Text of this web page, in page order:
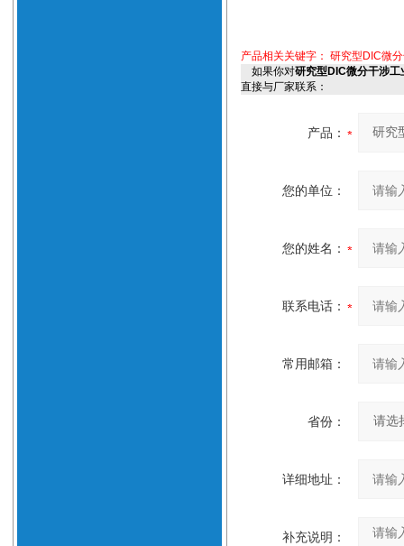
产品相关关键字： 研究型DIC微
如果你对研究型DIC微分干涉
直接与厂家联系：
产品：
您的单位：
您的姓名：
联系电话：
常用邮箱：
省份：
详细地址：
补充说明：